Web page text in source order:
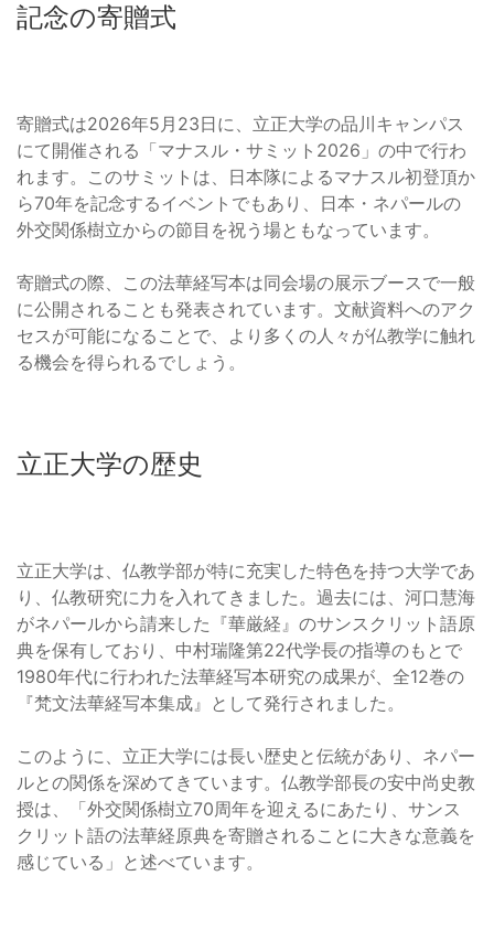
記念の寄贈式
寄贈式は2026年5月23日に、立正大学の品川キャンパス
にて開催される「マナスル・サミット2026」の中で行わ
れます。このサミットは、日本隊によるマナスル初登頂か
ら70年を記念するイベントでもあり、日本・ネパールの
外交関係樹立からの節目を祝う場ともなっています。
寄贈式の際、この法華経写本は同会場の展示ブースで一般
に公開されることも発表されています。文献資料へのアク
セスが可能になることで、より多くの人々が仏教学に触れ
る機会を得られるでしょう。
立正大学の歴史
立正大学は、仏教学部が特に充実した特色を持つ大学であ
り、仏教研究に力を入れてきました。過去には、河口慧海
がネパールから請来した『華厳経』のサンスクリット語原
典を保有しており、中村瑞隆第22代学長の指導のもとで
1980年代に行われた法華経写本研究の成果が、全12巻の
『梵文法華経写本集成』として発行されました。
このように、立正大学には長い歴史と伝統があり、ネパー
ルとの関係を深めてきています。仏教学部長の安中尚史教
授は、「外交関係樹立70周年を迎えるにあたり、サンス
クリット語の法華経原典を寄贈されることに大きな意義を
感じている」と述べています。